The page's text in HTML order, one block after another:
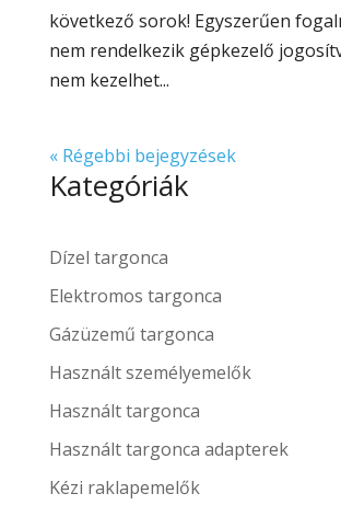
következő sorok! Egyszerűen
nem rendelkezik gépkezelő
nem kezelhet...
« Régebbi bejegyzések
Kategóriák
Dízel targonca
Elektromos targonca
Gázüzemű targonca
Használt személyemelők
Használt targonca
Használt targonca adapterek
Kézi raklapemelők